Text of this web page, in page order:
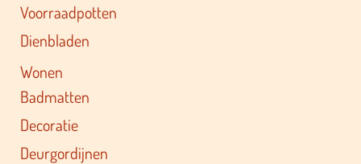
Voorraadpotten
Dienbladen
Wonen
Badmatten
Decoratie
Deurgordijnen